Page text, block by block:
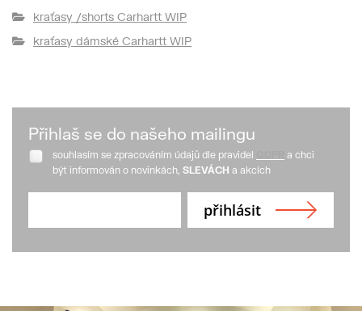
kraťasy /shorts Carhartt WIP
kraťasy dámské Carhartt WIP
Přihlaš se do našeho mailingu
souhlasím se zpracováním údajů dle pravidel
a chci
být informován o novinkách, SLEVÁCH a akcích